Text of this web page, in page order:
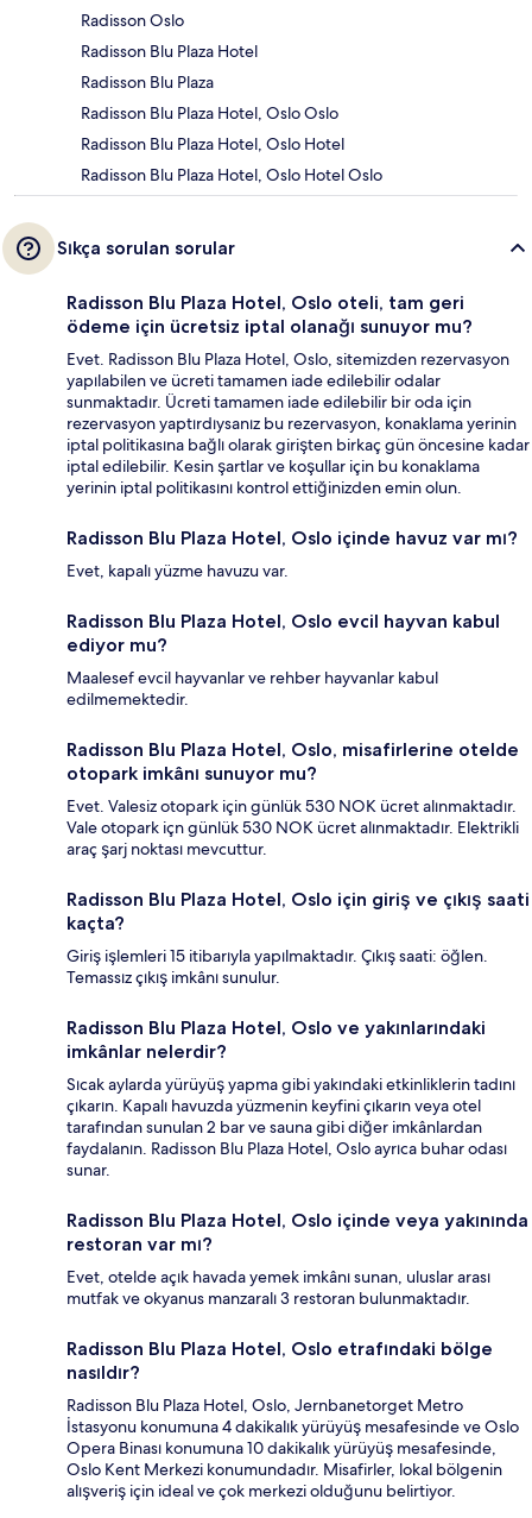
Radisson Oslo
Radisson Blu Plaza Hotel
Radisson Blu Plaza
Radisson Blu Plaza Hotel, Oslo Oslo
Radisson Blu Plaza Hotel, Oslo Hotel
Radisson Blu Plaza Hotel, Oslo Hotel Oslo
Sıkça sorulan sorular
Radisson Blu Plaza Hotel, Oslo oteli, tam geri
ödeme için ücretsiz iptal olanağı sunuyor mu?
Evet. Radisson Blu Plaza Hotel, Oslo, sitemizden rezervasyon
yapılabilen ve ücreti tamamen iade edilebilir odalar
sunmaktadır. Ücreti tamamen iade edilebilir bir oda için
rezervasyon yaptırdıysanız bu rezervasyon, konaklama yerinin
iptal politikasına bağlı olarak girişten birkaç gün öncesine kadar
iptal edilebilir. Kesin şartlar ve koşullar için bu konaklama
yerinin iptal politikasını kontrol ettiğinizden emin olun.
Radisson Blu Plaza Hotel, Oslo içinde havuz var mı?
Evet, kapalı yüzme havuzu var.
Radisson Blu Plaza Hotel, Oslo evcil hayvan kabul
ediyor mu?
Maalesef evcil hayvanlar ve rehber hayvanlar kabul
edilmemektedir.
Radisson Blu Plaza Hotel, Oslo, misafirlerine otelde
otopark imkânı sunuyor mu?
Evet. Valesiz otopark için günlük 530 NOK ücret alınmaktadır.
Vale otopark içn günlük 530 NOK ücret alınmaktadır. Elektrikli
araç şarj noktası mevcuttur.
Radisson Blu Plaza Hotel, Oslo için giriş ve çıkış saati
kaçta?
Giriş işlemleri 15 itibarıyla yapılmaktadır. Çıkış saati: öğlen.
Temassız çıkış imkânı sunulur.
Radisson Blu Plaza Hotel, Oslo ve yakınlarındaki
imkânlar nelerdir?
Sıcak aylarda yürüyüş yapma gibi yakındaki etkinliklerin tadını
çıkarın. Kapalı havuzda yüzmenin keyfini çıkarın veya otel
tarafından sunulan 2 bar ve sauna gibi diğer imkânlardan
faydalanın. Radisson Blu Plaza Hotel, Oslo ayrıca buhar odası
sunar.
Radisson Blu Plaza Hotel, Oslo içinde veya yakınında
restoran var mı?
Evet, otelde açık havada yemek imkânı sunan, uluslar arası
mutfak ve okyanus manzaralı 3 restoran bulunmaktadır.
Radisson Blu Plaza Hotel, Oslo etrafındaki bölge
nasıldır?
Radisson Blu Plaza Hotel, Oslo, Jernbanetorget Metro
İstasyonu konumuna 4 dakikalık yürüyüş mesafesinde ve Oslo
Opera Binası konumuna 10 dakikalık yürüyüş mesafesinde,
Oslo Kent Merkezi konumundadır. Misafirler, lokal bölgenin
alışveriş için ideal ve çok merkezi olduğunu belirtiyor.